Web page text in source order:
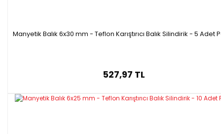
Manyetik Balık 6x30 mm - Teflon Karıştırıcı Balık Silindirik - 5 Adet
527,97 TL